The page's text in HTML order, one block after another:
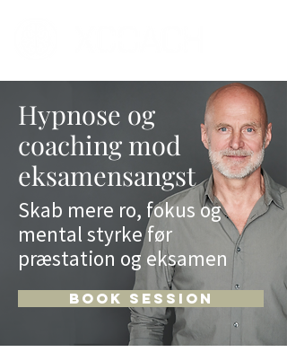
Hypnose og
coaching mod
eksamensangst
Skab mere ro, fokus og
mental styrke før
præstation og eksamen
BOOK SESSION